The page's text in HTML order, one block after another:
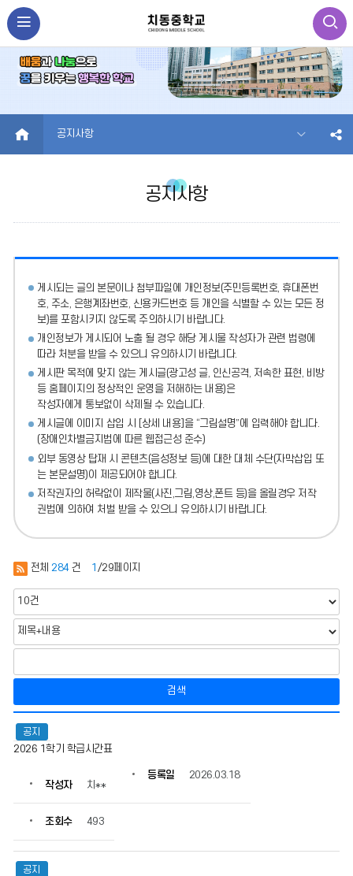
HOME 공지사항
공지사항
게시되는 글의 본문이나 첨부파일에
개인정보(주민등록번호, 휴대폰번
호, 주소, 은행계좌번호, 신용카드번호 등 개인을 식별할 수 있는 모든 정
보)를 포함시키지 않도록 주의하시기 바랍니다.
개인정보가 게시되어 노출 될 경우 해당 게시물 작성자가 관련 법령에
따라 처분을 받을 수 있으니 유의하시기 바랍니다.
게시판 목적에 맞지 않는 게시글(광고성 글, 인신공격, 저속한 표현, 비방
등 홈페이지의 정상적인 운영을 저해하는 내용)은
작성자에게 통보없이 삭제될 수 있습니다.
게시글에 이미지 삽입 시 [상세 내용]을 “그림설명”에 입력해야 합니다.
(장애인차별금지법에 따른 웹접근성 준수)
외부 동영상 탑재 시 콘텐츠(음성정보 등)에 대한 대체 수단(자막삽입 또
는 본문설명)이 제공되어야 합니다.
저작권자의 허락없이 제작물(사진,그림,영상,폰트 등)을 올릴경우 저작
권법에 의하여 처벌 받을 수 있으니 유의하시기 바랍니다.
전체 284 건 1 /29페이지
검색
공
지
사
호,
공지
2026 1학기 학급시간표
작성자 치**
등록일 2026.03.18
조회수 493
공지